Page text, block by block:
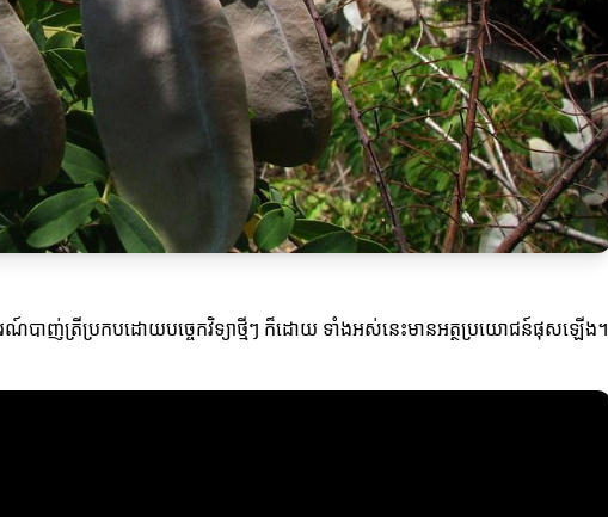
បាញ់ត្រីប្រកបដោយបច្ចេកវិទ្យាថ្មីៗ ក៏ដោយ ទាំងអស់នេះមានអត្ថប្រយោជន៍ផុសឡើង។